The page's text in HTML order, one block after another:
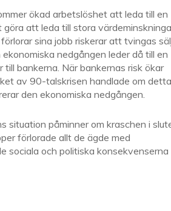
ökad arbetslöshet att leda till en
att leda till stora
sina jobb riskerar att tvingas
nedgången leder då till en
bankerna. När bankernas risk ökar
av 90-talskrisen handlade om
den ekonomiska nedgången.
situation påminner om kraschen i
förlorade allt de ägde med
sociala och politiska konsekvenserna